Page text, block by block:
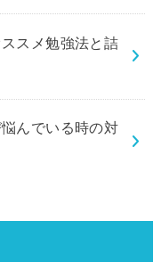
スメ勉強法と詰
んでいる時の対